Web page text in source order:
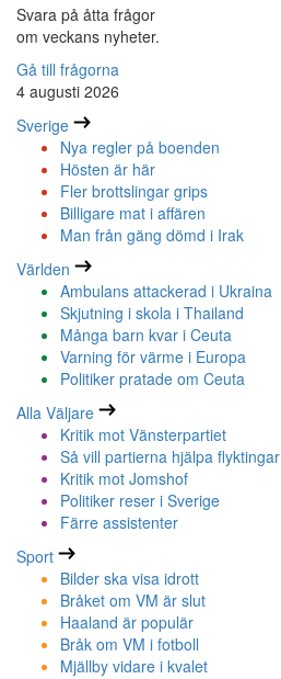
Svara på åtta frågor
om veckans nyheter.
Gå till frågorna
4 augusti 2026
Sverige
Nya regler på boenden
Hösten är här
Fler brottslingar grips
Billigare mat i affären
Man från gäng dömd i Irak
Världen
Ambulans attackerad i Ukraina
Skjutning i skola i Thailand
Många barn kvar i Ceuta
Varning för värme i Europa
Politiker pratade om Ceuta
Alla Väljare
Kritik mot Vänsterpartiet
Så vill partierna hjälpa flyktingar
Kritik mot Jomshof
Politiker reser i Sverige
Färre assistenter
Sport
Bilder ska visa idrott
Bråket om VM är slut
Haaland är populär
Bråk om VM i fotboll
Mjällby vidare i kvalet